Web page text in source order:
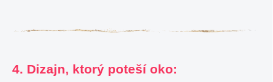
4. Dizajn, ktorý poteší oko: